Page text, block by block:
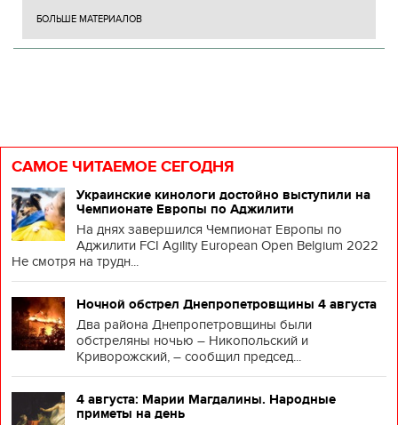
БОЛЬШЕ МАТЕРИАЛОВ
САМОЕ ЧИТАЕМОЕ СЕГОДНЯ
Украинские кинологи достойно выступили на
Чемпионате Европы по Аджилити
На днях завершился Чемпионат Европы по
Аджилити FCI Agility European Open Belgium 2022
Не смотря на трудн...
Ночной обстрел Днепропетровщины 4 августа
Два района Днепропетровщины были
обстреляны ночью – Никопольский и
Криворожский, – сообщил председ...
4 августа: Марии Магдалины. Народные
приметы на день